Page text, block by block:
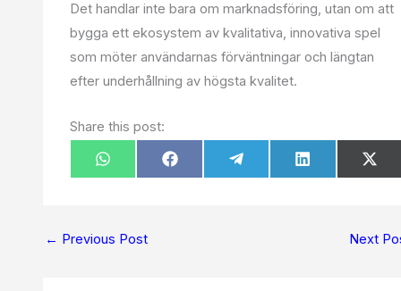
Det handlar inte bara om marknadsföring, utan om att
bygga ett ekosystem av kvalitativa, innovativa spel
som möter användarnas förväntningar och längtan
efter underhållning av högsta kvalitet.
Share this post:
Share
W
h
p
Share
F
a
Share
e
Share
L
i
X
(
t
e
← Previous Post Next